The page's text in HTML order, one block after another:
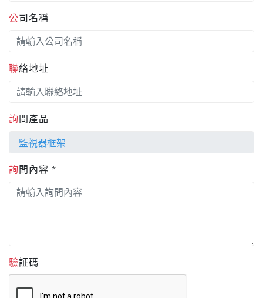
公司名稱
聯絡地址
詢問產品
詢問內容 *
驗証碼